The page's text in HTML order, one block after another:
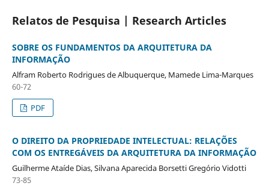
Relatos de Pesquisa | Research Articles
SOBRE OS FUNDAMENTOS DA ARQUITETURA DA
INFORMAÇÃO
Alfram Roberto Rodrigues de Albuquerque, Mamede Lima-Marques
60-72
PDF
O DIREITO DA PROPRIEDADE INTELECTUAL: RELAÇÕES
COM OS ENTREGÁVEIS DA ARQUITETURA DA INFORMAÇÃO
Guilherme Ataíde Dias, Silvana Aparecida Borsetti Gregório Vidotti
73-85